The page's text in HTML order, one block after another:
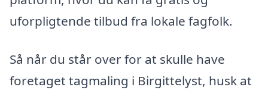
uforpligtende tilbud fra lokale fagfolk.
Så når du står over for at skulle have
foretaget tagmaling i Birgittelyst, husk at